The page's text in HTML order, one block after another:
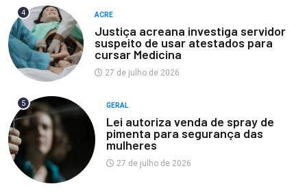
4 ACRE
Justiça acreana investiga servidor
suspeito de usar atestados para
cursar Medicina
27 de julho de 2026
5 GERAL
Lei autoriza venda de spray de
pimenta para segurança das
mulheres
27 de julho de 2026